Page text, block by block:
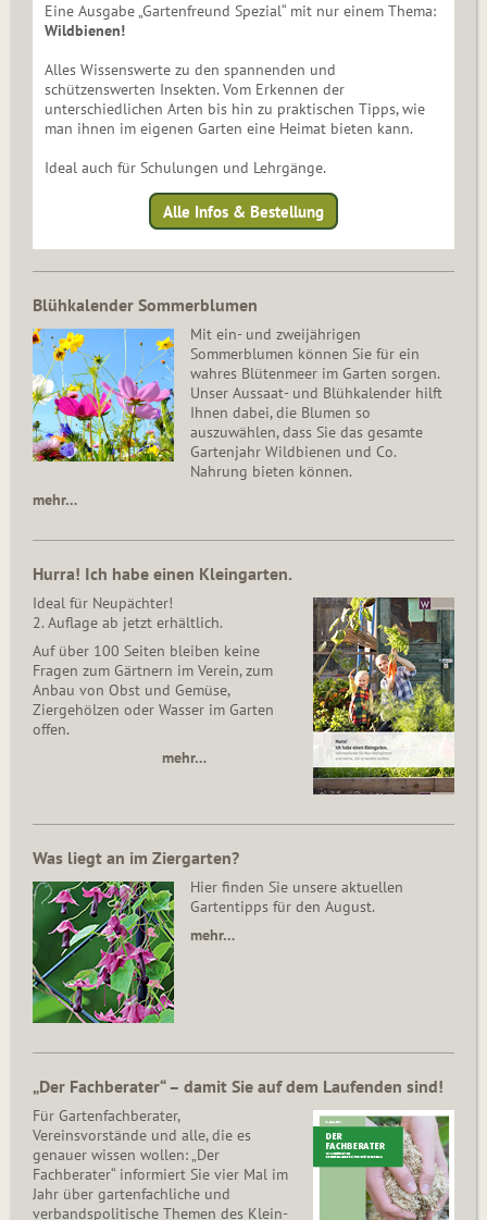
Eine Ausgabe „Gartenfreund Spezial“ mit nur einem Thema:
Wildbienen!
Alles Wissenswerte zu den spannenden und
schützenswerten Insekten. Vom Erkennen der
unterschiedlichen Arten bis hin zu praktischen Tipps, wie
man ihnen im eigenen Garten eine Heimat bieten kann.
Ideal auch für Schulungen und Lehrgänge.
Alle Infos & Bestellung
Blühkalender Sommerblumen
Mit ein- und zweijährigen
Sommerblumen können Sie für ein
wahres Blütenmeer im Garten sorgen.
Unser Aussaat- und Blühkalender hilft
Ihnen dabei, die Blumen so
auszuwählen, dass Sie das gesamte
Gartenjahr Wildbienen und Co.
Nahrung bieten können.
mehr…
Hurra! Ich habe einen Kleingarten.
Ideal für Neupächter!
2. Auflage ab jetzt erhältlich.
Auf über 100 Seiten bleiben keine
Fragen zum Gärtnern im Verein, zum
Anbau von Obst und Gemüse,
Ziergehölzen oder Wasser im Garten
offen.
mehr…
Was liegt an im Ziergarten?
Hier finden Sie unsere aktuellen
Gartentipps für den August.
mehr…
„Der Fachberater“ – damit Sie auf dem Laufenden sind!
Für Gartenfachberater,
Vereinsvorstände und alle, die es
genauer wissen wollen: „Der
Fachberater“ informiert Sie vier Mal im
Jahr über gartenfachliche und
verbandspolitische Themen des Klein­